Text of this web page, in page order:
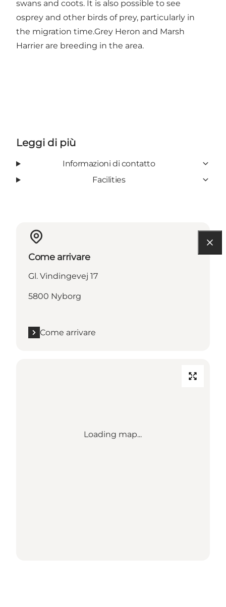
swans and coots. It is also possible to see
osprey and other birds of prey, particularly in
the migration time.Grey Heron and Marsh
Harrier are breeding in the area.
Leggi di più
Informazioni di contatto
Facilities
Come arrivare
Gl. Vindingevej 17
5800 Nyborg
Come arrivare
Loading map...